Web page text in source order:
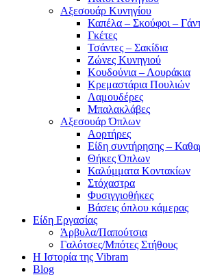
Αξεσουάρ Κυνηγίου
Καπέλα – Σκούφοι –
Γκέτες
Τσάντες – Σακίδια
Ζώνες Κυνηγιού
Κουδούνια – Λουράκια
Κρεμαστάρια Πουλιών
Λαμουδέρες
Μπαλακλάβες
Αξεσουάρ Όπλων
Αορτήρες
Είδη συντήρησης –
Θήκες Όπλων
Καλύμματα Κοντακίων
Στόχαστρα
Φυσιγγιοθήκες
Βάσεις όπλου κάμερας
Είδη Εργασίας
Άρβυλα/Παπούτσια
Γαλότσες/Μπότες Στήθους
Η Ιστορία της Vibram
Blog